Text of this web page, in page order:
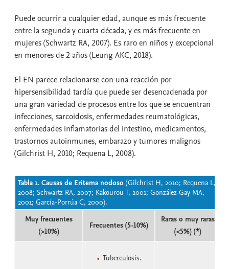
Puede ocurrir a cualquier edad, aunque es más frecuente
entre la segunda y cuarta década, y es más frecuente en
mujeres (Schwartz RA, 2007). Es raro en niños y excepcional
en menores de 2 años (Leung AKC, 2018).
El EN parece relacionarse con una reacción por
hipersensibilidad tardía que puede ser desencadenada por
una gran variedad de procesos entre los que se encuentran
infecciones, sarcoidosis, enfermedades reumatológicas,
enfermedades inflamatorias del intestino, medicamentos,
trastornos autoinmunes, embarazo y tumores malignos
(Gilchrist H, 2010; Requena L, 2008).
Tabla 1. Causas de Eritema nodoso (Gilchrist H, 2010; Requena L,
2008; Schwartz RA, 2007; Kakourou T, 2001; González-Gay MA,
2001; García-Porrúa C, 2000).
Muy frecuentes
(>10%)
Frecuentes (5-10%)
Raras o muy raras
(<5%) (*)
Tuberculosis.